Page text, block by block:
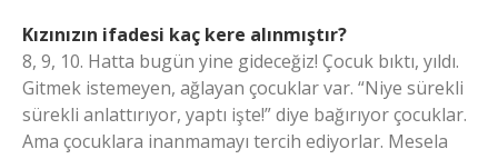
Kızınızın ifadesi kaç kere alınmıştır?
8, 9, 10. Hatta bugün yine gideceğiz! Çocuk bıktı, yıldı.
Gitmek istemeyen, ağlayan çocuklar var. “Niye sürekli
sürekli anlattırıyor, yaptı işte!” diye bağırıyor çocuklar.
Ama çocuklara inanmamayı tercih ediyorlar. Mesela